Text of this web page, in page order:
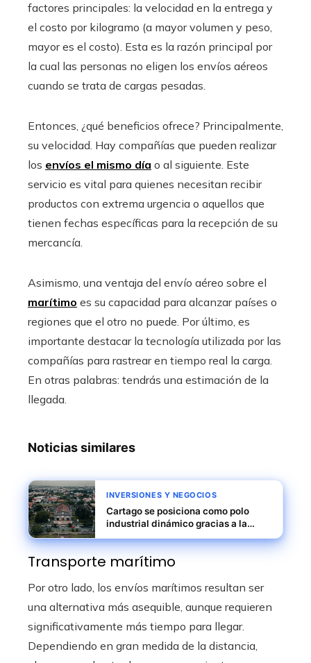
factores principales: la velocidad en la entrega y
el costo por kilogramo (a mayor volumen y peso,
mayor es el costo). Esta es la razón principal por
la cual las personas no eligen los envíos aéreos
cuando se trata de cargas pesadas.
Entonces, ¿qué beneficios ofrece? Principalmente,
su velocidad. Hay compañías que pueden realizar
los envíos el mismo día o al siguiente. Este
servicio es vital para quienes necesitan recibir
productos con extrema urgencia o aquellos que
tienen fechas específicas para la recepción de su
mercancía.
Asimismo, una ventaja del envío aéreo sobre el
marítimo es su capacidad para alcanzar países o
regiones que el otro no puede. Por último, es
importante destacar la tecnología utilizada por las
compañías para rastrear en tiempo real la carga.
En otras palabras: tendrás una estimación de la
llegada.
Noticias similares
INVERSIONES Y NEGOCIOS
Cartago se posiciona como polo
industrial dinámico gracias a la
automatización
Transporte marítimo
Por otro lado, los envíos marítimos resultan ser
una alternativa más asequible, aunque requieren
significativamente más tiempo para llegar.
Dependiendo en gran medida de la distancia,